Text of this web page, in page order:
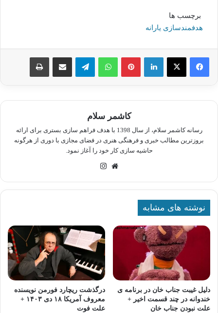
برچسب ها
هدفمندسازی یارانه‌
لینکدین پینترستواتس آپ تلگرام اشتراک گذاری از طریق ایمیل چاپ
کاشمر سلام
رسانه کاشمر سلام، از سال 1398 با هدف فراهم سازی بستری برای ارائه
بروزترین مطالب خبری و فرهنگی هنری در فضای مجازی با دوری از هرگونه
حاشیه سازی کار خود را آغاز نمود.
وبسایت
نوشته های مشابه
دلیل غیبت جناب خان در برنامه ی
خندوانه در چند قسمت اخیر +
علت نبودن جناب خان
درگذشت ریچارد فورمن نویسنده
معروف آمریکا ۱۸ دی ۱۴۰۳ +
علت فوت